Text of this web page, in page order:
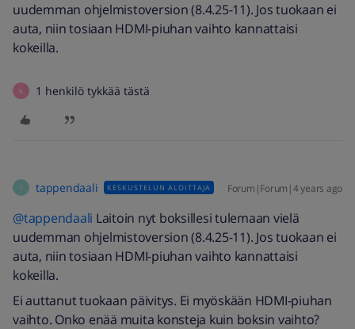
uudemman ohjelmistoversion (8.4.25-11). Jos tuokaan ei
auta, niin tosiaan HDMI-piuhan vaihto kannattaisi
kokeilla.
K 1 henkilö tykkää tästä
T tappendaali KESKUSTELUN ALOITTAJA Forum|Forum|4 years ago
@tappendaali Laitoin nyt boksillesi tulemaan vielä
uudemman ohjelmistoversion (8.4.25-11). Jos tuokaan ei
auta, niin tosiaan HDMI-piuhan vaihto kannattaisi
kokeilla.
Ei auttanut tuokaan päivitys. Ei myöskään HDMI-piuhan
vaihto. Onko enää muita konsteja kuin boksin vaihto?